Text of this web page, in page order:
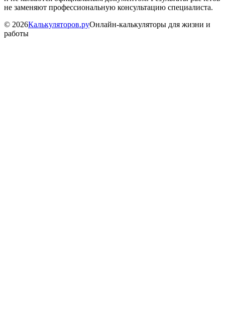
не заменяют профессиональную консультацию специалиста.
© 2026Калькуляторов.руОнлайн-калькуляторы для жизни и
работы